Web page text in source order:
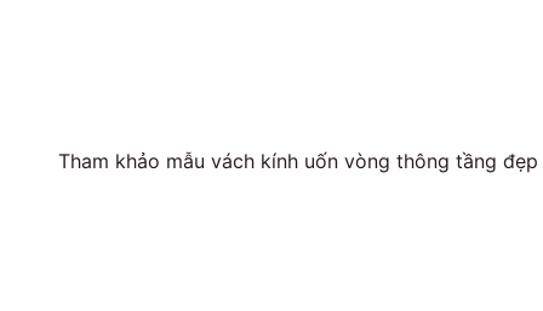
Tham khảo mẫu vách kính uốn vòng thông tầng